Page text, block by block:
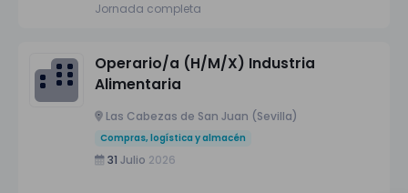
Jornada completa
Operario/a (H/M/X) Industria
Alimentaria
Las Cabezas de San Juan (Sevilla)
Compras, logística y almacén
31 Julio 2026